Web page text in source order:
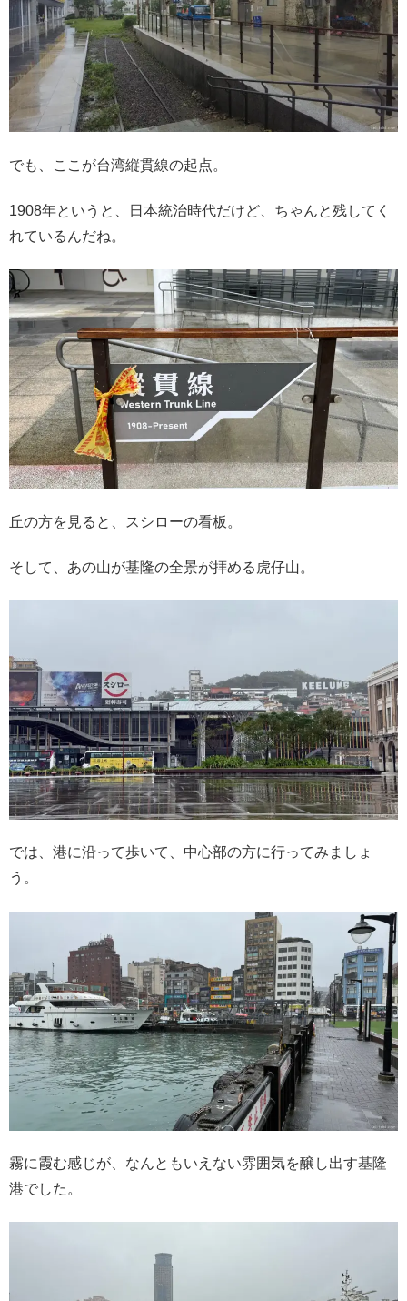
でも、ここが台湾縦貫線の起点。
1908年というと、日本統治時代だけど、ちゃんと残してく
れているんだね。
丘の方を見ると、スシローの看板。
そして、あの山が基隆の全景が拝める虎仔山。
では、港に沿って歩いて、中心部の方に行ってみましょ
う。
霧に霞む感じが、なんともいえない雰囲気を醸し出す基隆
港でした。